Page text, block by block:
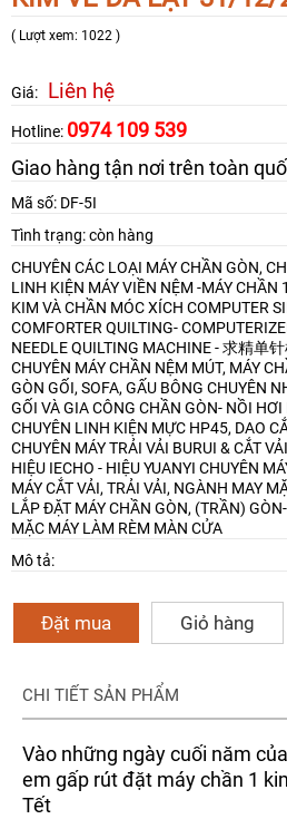
( Lượt xem: 1022 )
Giá: Liên hệ
Hotline: 0974 109 539
Giao hàng tận nơi trên toàn
Mã số: DF-5I
Tình trạng: còn hàng
CHUYÊN CÁC LOẠI MÁY CHẦN GÒN,
LINH KIỆN MÁY VIỀN NỆM -MÁY CHẦN
KIM VÀ CHẦN MÓC XÍCH COMPUTER
COMFORTER QUILTING-
NEEDLE QUILTING MACHINE - 求精单
CHUYÊN MÁY CHẦN NỆM MÚT, MÁY
GÒN GỐI, SOFA, GẤU BÔNG CHUYÊN
GỐI VÀ GIA CÔNG CHẦN GÒN- NỒI
CHUYÊN LINH KIỆN MỰC HP45, DAO
CHUYÊN MÁY TRẢI VẢI BURUI & CẮT
HIỆU IECHO - HIỆU YUANYI CHUYÊN
MÁY CẮT VẢI, TRẢI VẢI, NGÀNH MAY
LẮP ĐẶT MÁY CHẦN GÒN, (TRẦN)
MẶC MÁY LÀM RÈM MÀN CỬA
Mô tả:
Đặt mua Giỏ hàng
CHI TIẾT SẢN PHẨM
Vào những ngày cuối năm
em gấp rút đặt máy chần 1
Tết